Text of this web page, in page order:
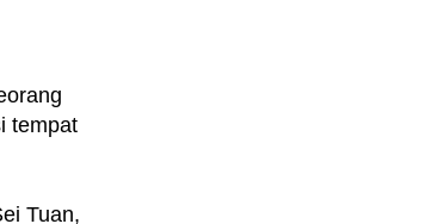
tempat
Tuan,